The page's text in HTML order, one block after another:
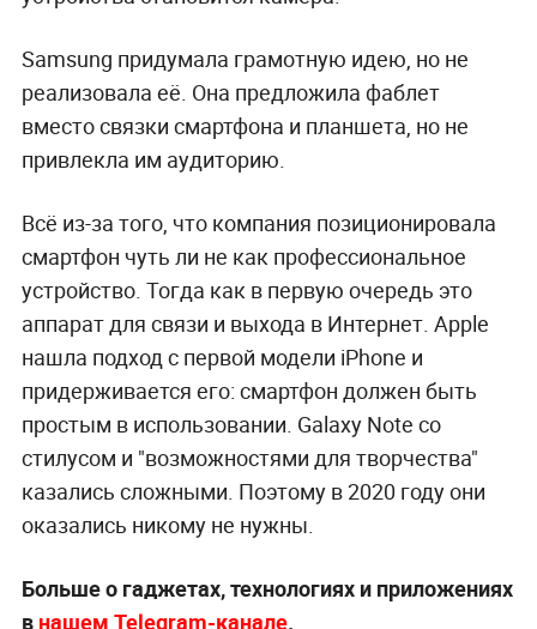
странностями. Вот чем он вас удивит
Однако серьёзного практического применения
аксессуару так и не нашли. Рисовать на экране
— слишком нишевое занятие, фотографировать
(использовать кнопку S Pen для спуска затвора